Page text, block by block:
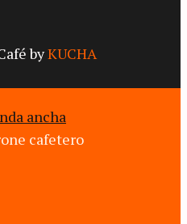
byKUCHA
ancha
cafetero